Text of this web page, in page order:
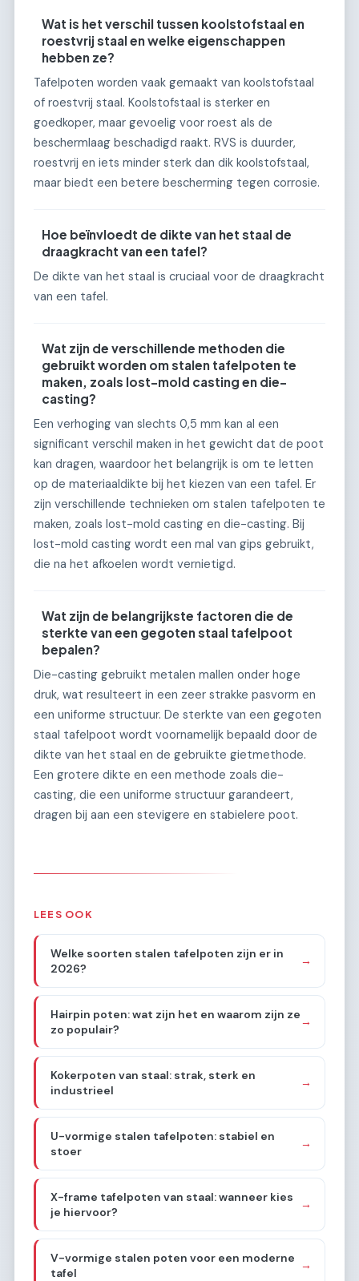
Wat is het verschil tussen koolstofstaal en
roestvrij staal en welke eigenschappen
hebben ze?
Tafelpoten worden vaak gemaakt van koolstofstaal
of roestvrij staal. Koolstofstaal is sterker en
goedkoper, maar gevoelig voor roest als de
beschermlaag beschadigd raakt. RVS is duurder,
roestvrij en iets minder sterk dan dik koolstofstaal,
maar biedt een betere bescherming tegen corrosie.
Hoe beïnvloedt de dikte van het staal de
draagkracht van een tafel?
De dikte van het staal is cruciaal voor de draagkracht
van een tafel.
Wat zijn de verschillende methoden die
gebruikt worden om stalen tafelpoten te
maken, zoals lost-mold casting en die-
casting?
Een verhoging van slechts 0,5 mm kan al een
significant verschil maken in het gewicht dat de poot
kan dragen, waardoor het belangrijk is om te letten
op de materiaaldikte bij het kiezen van een tafel. Er
zijn verschillende technieken om stalen tafelpoten te
maken, zoals lost-mold casting en die-casting. Bij
lost-mold casting wordt een mal van gips gebruikt,
die na het afkoelen wordt vernietigd.
Wat zijn de belangrijkste factoren die de
sterkte van een gegoten staal tafelpoot
bepalen?
Die-casting gebruikt metalen mallen onder hoge
druk, wat resulteert in een zeer strakke pasvorm en
een uniforme structuur. De sterkte van een gegoten
staal tafelpoot wordt voornamelijk bepaald door de
dikte van het staal en de gebruikte gietmethode.
Een grotere dikte en een methode zoals die-
casting, die een uniforme structuur garandeert,
dragen bij aan een stevigere en stabielere poot.
LEES OOK
Welke soorten stalen tafelpoten zijn er in
2026?
→
Hairpin poten: wat zijn het en waarom zijn ze
zo populair?
→
Kokerpoten van staal: strak, sterk en
industrieel
→
U-vormige stalen tafelpoten: stabiel en
stoer
→
X-frame tafelpoten van staal: wanneer kies
je hiervoor?
→
V-vormige stalen poten voor een moderne
tafel
→